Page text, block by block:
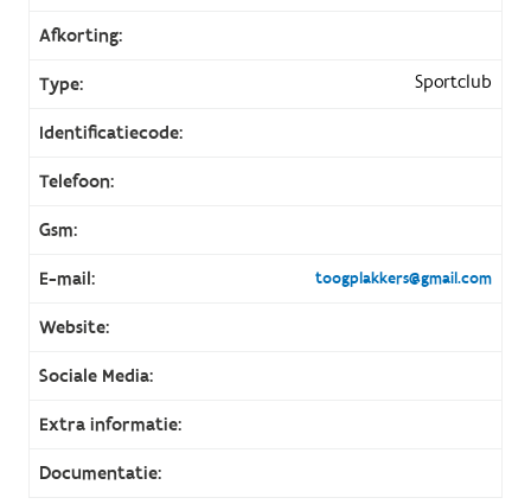
Afkorting:
Type: Sportclub
Identificatiecode:
Telefoon:
Gsm:
E-mail: toogplakkers@gmail.com
Website:
Sociale Media:
Extra informatie:
Documentatie: